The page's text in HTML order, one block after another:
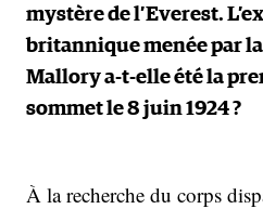
mystère de l’Everest.
britannique menée par
Mallory a-t-elle été la
sommet le 8 juin 1924 ?
À la recherche du corps